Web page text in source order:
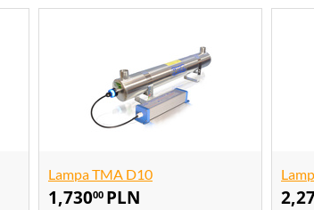
Lampa TMA D10
1,73000 PLN